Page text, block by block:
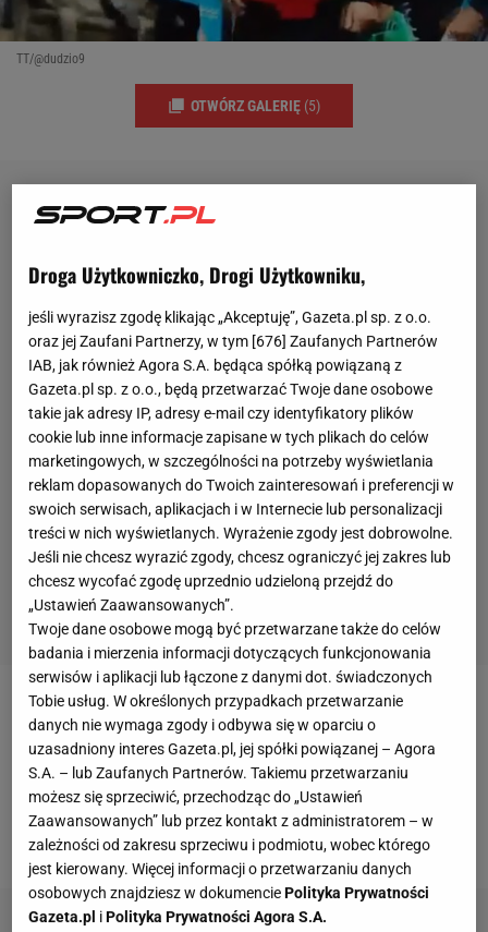
TT/@dudzio9
OTWÓRZ GALERIĘ (5)
Sympatycy Wisły Kraków liczyli na kolejny dobry
występ swojej drużyny w niedzielnym spotkaniu
przeciwko Legii. Niedawno wWarszawie"Biała
Gwiazda" wygrała 2:0, więc oczekiwania były
ogromne.
Droga Użytkowniczko, Drogi Użytkowniku,
jeśli wyrazisz zgodę klikając „Akceptuję”, Gazeta.pl sp. z o.o.
oraz jej Zaufani Partnerzy, w tym [676] Zaufanych Partnerów
IAB, jak również Agora S.A. będąca spółką powiązaną z
Gazeta.pl sp. z o.o., będą przetwarzać Twoje dane osobowe
takie jak adresy IP, adresy e-mail czy identyfikatory plików
cookie lub inne informacje zapisane w tych plikach do celów
marketingowych, w szczególności na potrzeby wyświetlania
reklam dopasowanych do Twoich zainteresowań i preferencji w
swoich serwisach, aplikacjach i w Internecie lub personalizacji
treści w nich wyświetlanych. Wyrażenie zgody jest dobrowolne.
Jeśli nie chcesz wyrazić zgody, chcesz ograniczyć jej zakres lub
chcesz wycofać zgodę uprzednio udzieloną przejdź do
„Ustawień Zaawansowanych”.
Twoje dane osobowe mogą być przetwarzane także do celów
badania i mierzenia informacji dotyczących funkcjonowania
serwisów i aplikacji lub łączone z danymi dot. świadczonych
Tobie usług. W określonych przypadkach przetwarzanie
danych nie wymaga zgody i odbywa się w oparciu o
uzasadniony interes Gazeta.pl, jej spółki powiązanej – Agora
S.A. – lub Zaufanych Partnerów. Takiemu przetwarzaniu
możesz się sprzeciwić, przechodząc do „Ustawień
Zaawansowanych” lub przez kontakt z administratorem – w
zależności od zakresu sprzeciwu i podmiotu, wobec którego
jest kierowany. Więcej informacji o przetwarzaniu danych
osobowych znajdziesz w dokumenciePolityka Prywatności
Gazeta.pl iPolityka Prywatności Agora S.A.